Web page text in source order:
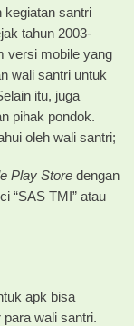
kegiatan santri
tahun 2003-
versi mobile yang
wali santri untuk
itu, juga
pihak pondok.
oleh wali santri;
Play Store dengan
“SAS TMI” atau
apk bisa
wali santri.